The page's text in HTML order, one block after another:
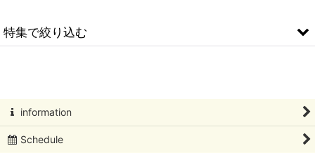
並び順:
特集で絞り込む
Oiva Toikka/オイバ・トイッカ/イッタラバード
information
Schedule